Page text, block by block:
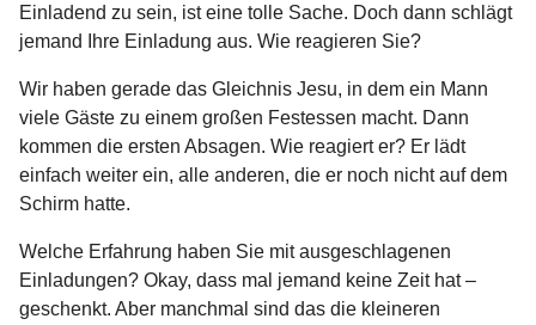
Einladend zu sein, ist eine tolle Sache. Doch dann schlägt
jemand Ihre Einladung aus. Wie reagieren Sie?
Wir haben gerade das Gleichnis Jesu, in dem ein Mann
viele Gäste zu einem großen Festessen macht. Dann
kommen die ersten Absagen. Wie reagiert er? Er lädt
einfach weiter ein, alle anderen, die er noch nicht auf dem
Schirm hatte.
Welche Erfahrung haben Sie mit ausgeschlagenen
Einladungen? Okay, dass mal jemand keine Zeit hat –
geschenkt. Aber manchmal sind das die kleineren